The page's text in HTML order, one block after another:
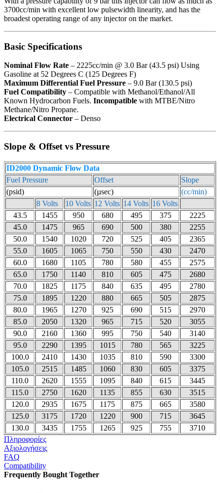
3700cc/min with excellent low pulsewidth linearity, and has the
broadest operating range of any injector on the market.
Basic Specifications
Nominal Flow Rate – 2225cc/min @ 3.0 Bar (43.5 psi) Using
Gasoline at 52 Degrees C (125 Degrees F)
Maximum Differential Fuel Pressure – 9.0 Bar (130.5 psi)
Fuel Compatibility – Compatible with Methanol/Ethanol/All
Known Hydrocarbon Fuels. Incompatible with MTBE/Nitro
Methane/Nitro Propane.
Electrical Connector – Denso
Slope & Offset vs Pressure
ID2000 Dynamic Flow Data
Fuel Pressure
Offset
Slope
(psid)
(µsec)
(cc/min)
8 Volts
10 Volts 12 Volts 14 Volts 16 Volts
43.5
1455 950 680 495 375
2225
45.0
1475 965 690 500 380
2255
50.0
1540 1020 720 525 405
2365
55.0
1605 1065 750 550 430
2470
60.0
1680 1105 780 580 455
2575
65.0
1750 1140 810 605 475
2680
70.0
1825 1175 840 635 495
2780
75.0
1895 1220 880 665 505
2875
80.0
1965 1270 925 690 515
2970
85.0
2050 1320 965 715 520
3055
90.0
2160 1360 995 750 540
3140
95.0
2290 1395 1015 780 565
3225
100.0
2410 1430 1035 810 590
3300
105.0
2515 1485 1060 830 605
3375
110.0
2620 1555 1095 840 615
3445
115.0
2750 1620 1135 855 630
3515
120.0
2935 1675 1175 875 665
3580
125.0
3175 1720 1220 900 715
3645
130.0
3435 1755 1265 925 755
3710
Πληροφορίες
Αξιολογήσεις
FAQ
Compatibility
Frequently Bought Together